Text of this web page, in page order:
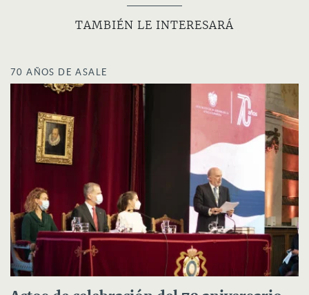
TAMBIÉN LE INTERESARÁ
70 AÑOS DE ASALE